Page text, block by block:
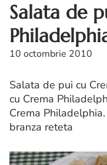
Salata de
10 octombrie 2010
Salata de pui cu
cu Crema
Crema
branza reteta